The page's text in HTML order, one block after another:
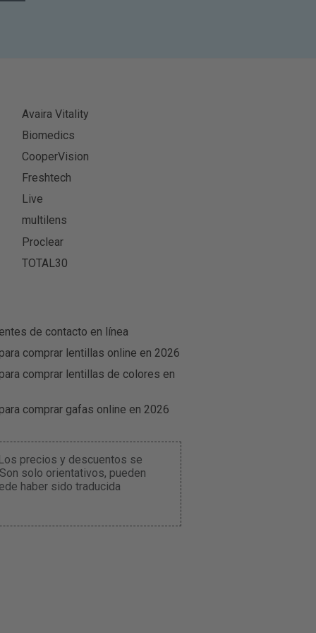
Avaira Vitality
Biomedics
CooperVision
Freshtech
Live
multilens
Proclear
TOTAL30
de contacto en línea
comprar lentillas online en 2026
comprar lentillas de colores en
comprar gafas online en 2026
precios y descuentos se
solo orientativos, pueden
haber sido traducida